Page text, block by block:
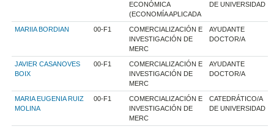
ECONÓMICA
(ECONOMÍA APLICADA
DE UNIVERSIDAD
MARIIA BORDIAN 00-F1
COMERCIALIZACIÓN E
INVESTIGACIÓN DE
MERC
AYUDANTE
DOCTOR/A
JAVIER CASANOVES
BOIX
00-F1
COMERCIALIZACIÓN E
INVESTIGACIÓN DE
MERC
AYUDANTE
DOCTOR/A
MARIA EUGENIA RUIZ
MOLINA
00-F1
COMERCIALIZACIÓN E
INVESTIGACIÓN DE
MERC
CATEDRÁTICO/A
DE UNIVERSIDAD